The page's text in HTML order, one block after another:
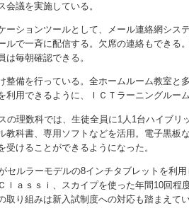
議を実施している。
ーションツールとして、メール連絡網シ
ルで一斉に配信する。欠席の連絡もできる
毎朝確認できる。
整備を行っている。全ホームルーム教室と
利用できるように、ＩＣＴラーニングルー
の理数科では、生徒全員に1人1台ハイブ
教科書、専用ソフトなどを活用。電子黒
けることができるようになった。
セルラーモデルの8インチタブレットを利
ｌａｓｓｉ、スカイプを使った年間10回
取り組みは新入試制度への対応も踏まえて